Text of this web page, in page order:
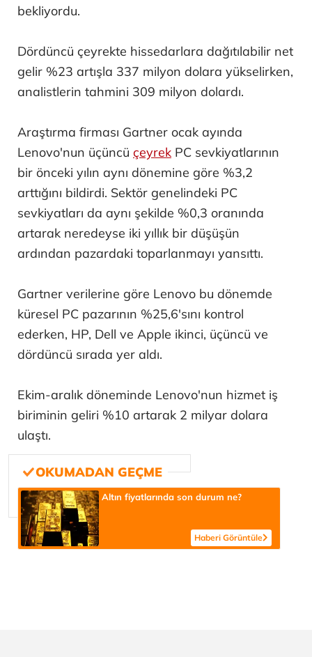
bekliyordu.
Dördüncü çeyrekte hissedarlara dağıtılabilir net
gelir %23 artışla 337 milyon dolara yükselirken,
analistlerin tahmini 309 milyon dolardı.
Araştırma firması Gartner ocak ayında
Lenovo'nun üçüncü çeyrek PC sevkiyatlarının
bir önceki yılın aynı dönemine göre %3,2
arttığını bildirdi. Sektör genelindeki PC
sevkiyatları da aynı şekilde %0,3 oranında
artarak neredeyse iki yıllık bir düşüşün
ardından pazardaki toparlanmayı yansıttı.
Gartner verilerine göre Lenovo bu dönemde
küresel PC pazarının %25,6'sını kontrol
ederken, HP, Dell ve Apple ikinci, üçüncü ve
dördüncü sırada yer aldı.
Ekim-aralık döneminde Lenovo'nun hizmet iş
biriminin geliri %10 artarak 2 milyar dolara
ulaştı.
Altın fiyatlarında son durum ne?
Haberi Görüntüle